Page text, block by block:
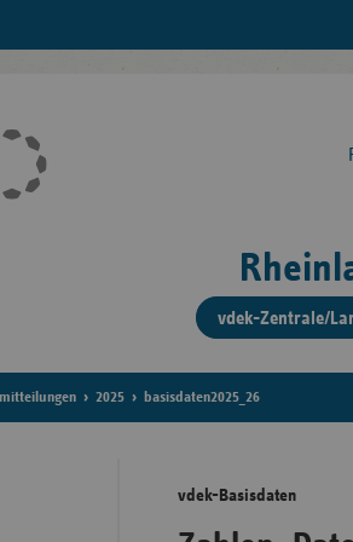
vdek-Zentrale/
2025 basisdaten2025_26
vdek-Basisdaten